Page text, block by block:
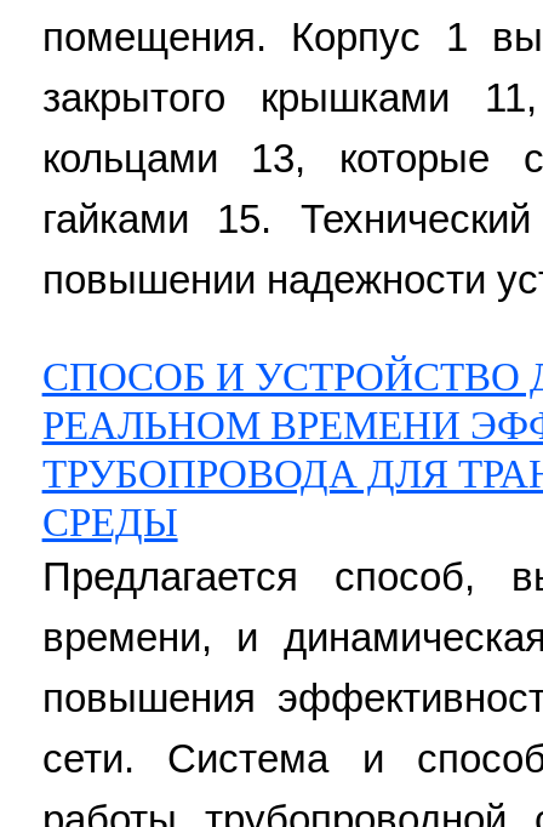
помещения. Корпус 1
закрытого крышками
кольцами 13, которые
гайками 15.
повышении надежности
СПОСОБ И
РЕАЛЬНОМ ВРЕМЕНИ
ТРУБОПРОВОДА ДЛЯ
СРЕДЫ
Предлагается способ,
времени, и
повышения
сети. Система и